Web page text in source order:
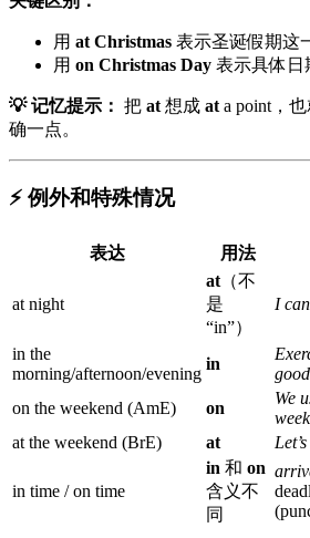
用 at Christmas 表示圣诞假期这
用 on Christmas Day 表示具体日
💡 记忆提示： 把 at 想成 at a point，
确一点。
⚡ 例外和特殊情况
表达 用法
at night
at （不
是
“in”）
I
in the
morning/afternoon/evening
in
on the weekend (AmE)
on
We
at the weekend (BrE)
at
in time / on time
in 和 on
含义不
同